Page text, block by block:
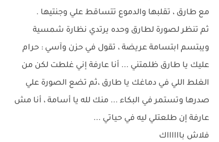
مع طارق ، تقلبها والدموع تتساقط علي وجنتيها .
ثم تنظر لصورة لطارق وحده يرتدي نظارة شمسية
ويبتسم ابتسامة عريضة ، تقول في حزن وآسي : حرام
عليك يا طارق ظلمتني ... أنا عارفة إني غلطت لكن من
الغلط اللي في دماغك يا طارق ،ثم تضع الصورة علي
صدرها وتستمر في البكاء ... منك لله يا أسامة ، أنا مش
عارفة إن طلعتلي ليه في حياتي ...
فلاش بااااااك